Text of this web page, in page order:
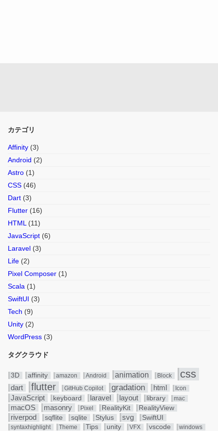
カテゴリ
Affinity (3)
Android (2)
Astro (1)
CSS (46)
Dart (3)
Flutter (16)
HTML(11)
JavaScript (6)
Laravel (3)
Life (2)
Pixel Composer (1)
Scala (1)
SwiftUI (3)
Tech (9)
Unity (2)
WordPress (3)
タグクラウド
3D affinity amazon Android animation Block css
dart flutter GitHub Copilot gradation html Icon
JavaScript keyboard laravel layout library mac
macOS masonry Pixel RealityKit RealityView
riverpod sqflite sqlite Stylus svg SwiftUI
syntaxhighlight Theme Tips unity VFX vscode windows